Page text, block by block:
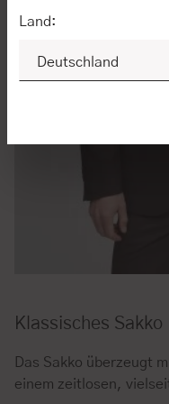
Klassisches Sakko
Das Sakko überzeugt
einem zeitlosen,
Land: